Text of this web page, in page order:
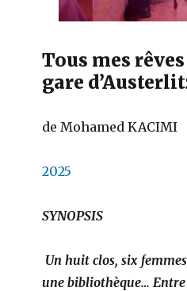
Tous mes
gare
de Mohamed KACIMI
2025
SYNOPSIS
Un huit clos, six
une bibliothèque…